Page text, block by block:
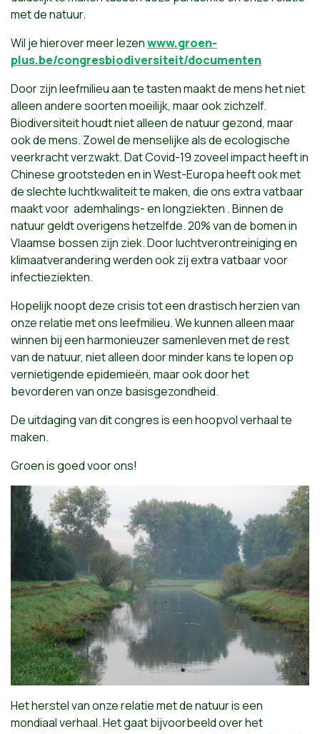
met de natuur.
Wil je hierover meer lezenwww.groen-
plus.be/congresbiodiversiteit/documenten
Door zijn leefmilieu aan te tasten maakt de mens het niet
alleen andere soorten moeilijk, maar ook zichzelf.
Biodiversiteit houdt niet alleen de natuur gezond, maar
ook de mens. Zowel de menselijke als de ecologische
veerkracht verzwakt. Dat Covid-19 zoveel impact heeft in
Chinese grootsteden en in West-Europa heeft ook met
de slechte luchtkwaliteit te maken, die ons extra vatbaar
maakt voor ademhalings- en longziekten . Binnen de
natuur geldt overigens hetzelfde. 20% van de bomen in
Vlaamse bossen zijn ziek. Door luchtverontreiniging en
klimaatverandering werden ook zij extra vatbaar voor
infectieziekten.
Hopelijk noopt deze crisis tot een drastisch herzien van
onze relatie met ons leefmilieu. We kunnen alleen maar
winnen bij een harmonieuzer samenleven met de rest
van de natuur, niet alleen door minder kans te lopen op
vernietigende epidemieën, maar ook door het
bevorderen van onze basisgezondheid.
De uitdaging van dit congres is een hoopvol verhaal te
maken.
Groen is goed voor ons!
Het herstel van onze relatie met de natuur is een
mondiaal verhaal. Het gaat bijvoorbeeld over het